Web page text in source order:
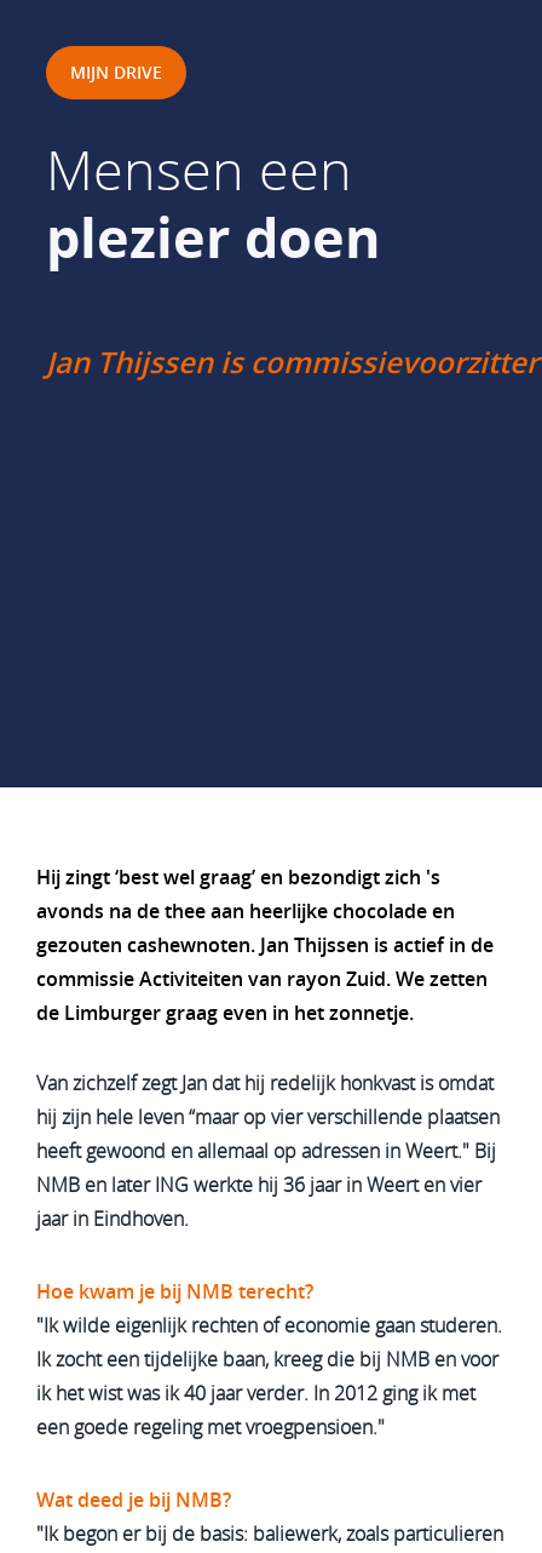
MIJN DRIVE
Mensen een
plezier doen
Jan Thijssen is
Hij zingt ‘best wel graag’ en bezondigt zich 's
avonds na de thee aan heerlijke chocolade en
gezouten cashewnoten. Jan Thijssen is actief in de
commissie Activiteiten van rayon Zuid. We zetten
de Limburger graag even in het zonnetje.
Van zichzelf zegt Jan dat hij redelijk honkvast is omdat
hij zijn hele leven “maar op vier verschillende plaatsen
heeft gewoond en allemaal op adressen in Weert." Bij
NMB en later ING werkte hij 36 jaar in Weert en vier
jaar in Eindhoven.
Hoe kwam je bij NMB terecht?
"Ik wilde eigenlijk rechten of economie gaan studeren.
Ik zocht een tijdelijke baan, kreeg die bij NMB en voor
ik het wist was ik 40 jaar verder. In 2012 ging ik met
een goede regeling met vroegpensioen."
Wat deed je bij NMB?
"Ik begon er bij de basis: baliewerk, zoals particulieren